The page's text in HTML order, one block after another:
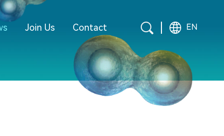
Join Us Contact EN